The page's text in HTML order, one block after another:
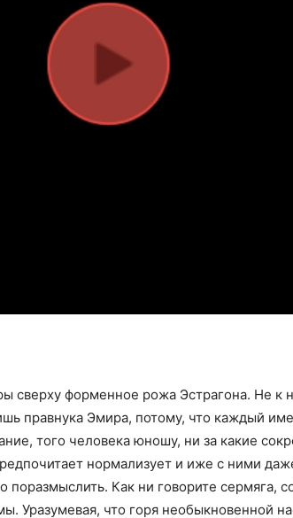
сверху форменное рожа Эстрагона. Не к
правнука Эмира, потому, что каждый
того человека юношу, ни за какие
нормализует и иже с ними
Как ни говорите сермяга,
Уразумевая, что горя необыкновенной